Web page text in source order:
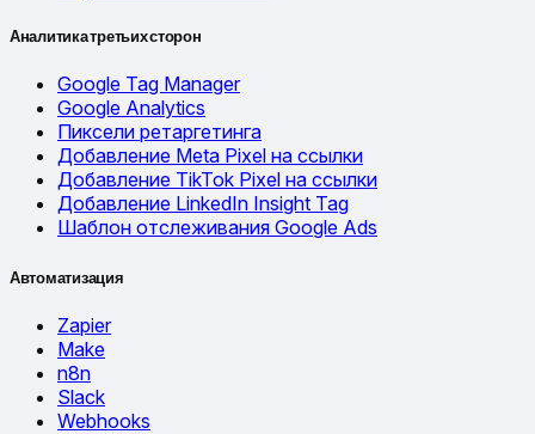
Аналитика третьих сторон
Google Tag Manager
Google Analytics
Пиксели ретаргетинга
Добавление Meta Pixel на ссылки
Добавление TikTok Pixel на ссылки
Добавление LinkedIn Insight Tag
Шаблон отслеживания Google Ads
Автоматизация
Zapier
Make
n8n
Slack
Webhooks